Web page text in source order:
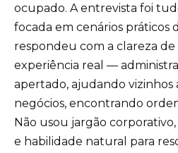
ocupado. A entrevista foi
focada em cenários práticos
respondeu com a clareza
experiência real —
apertado, ajudando
negócios, encontrando
Não usou jargão
e habilidade natural para